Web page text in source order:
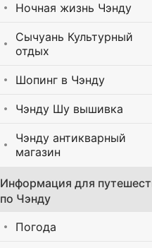
Ночная жизнь Чэнду
Сычуань Культурный
отдых
Шопинг в Чэнду
Чэнду Шу вышивка
Чэнду антикварный
магазин
Информация для
по Чэнду
Погода